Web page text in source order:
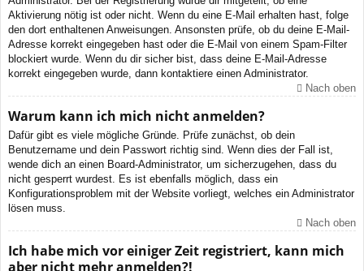
Aktivierung nötig ist oder nicht. Wenn du eine E-Mail erhalten hast, folge
den dort enthaltenen Anweisungen. Ansonsten prüfe, ob du deine E-Mail-
Adresse korrekt eingegeben hast oder die E-Mail von einem Spam-Filter
blockiert wurde. Wenn du dir sicher bist, dass deine E-Mail-Adresse
korrekt eingegeben wurde, dann kontaktiere einen Administrator.
Nach oben
Warum kann ich mich nicht anmelden?
Dafür gibt es viele mögliche Gründe. Prüfe zunächst, ob dein
Benutzername und dein Passwort richtig sind. Wenn dies der Fall ist,
wende dich an einen Board-Administrator, um sicherzugehen, dass du
nicht gesperrt wurdest. Es ist ebenfalls möglich, dass ein
Konfigurationsproblem mit der Website vorliegt, welches ein Administrator
lösen muss.
Nach oben
Ich habe mich vor einiger Zeit registriert, kann mich
aber nicht mehr anmelden?!